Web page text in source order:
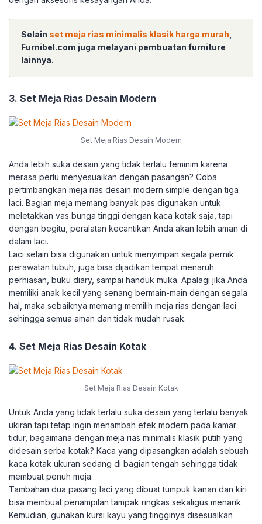
Selain set meja rias minimalis klasik harga murah
Furnibel.com juga melayani pembuatan furniture
lainnya.
3. Set Meja Rias Desain Modern
Set Meja Rias Desain Modern
Anda lebih suka desain yang tidak terlalu feminim karena
merasa perlu menyesuaikan dengan pasangan? Coba
pertimbangkan meja rias desain modern simple dengan tiga
laci. Bagian meja memang banyak pas digunakan untuk
meletakkan vas bunga tinggi dengan kaca kotak saja, tapi
dengan begitu, peralatan kecantikan Anda akan lebih aman di
dalam laci.
Laci selain bisa digunakan untuk menyimpan segala pernik
perawatan tubuh, juga bisa dijadikan tempat menaruh
perhiasan, buku diary, sampai handuk muka. Apalagi jika Anda
memiliki anak kecil yang senang bermain-main dengan segala
hal, maka sebaiknya memang memilih meja rias dengan laci
sehingga semua aman dan tidak mudah rusak.
4. Set Meja Rias Desain Kotak
Set Meja Rias Desain Kotak
Untuk Anda yang tidak terlalu suka desain yang terlalu banyak
ukiran tapi tetap ingin menambah efek modern pada kamar
tidur, bagaimana dengan meja rias minimalis klasik putih yang
didesain serba kotak? Kaca yang dipasangkan adalah sebuah
kaca kotak ukuran sedang di bagian tengah sehingga tidak
membuat penuh meja.
Tambahan dua pasang laci yang dibuat tumpuk kanan dan kiri
bisa membuat penampilan tampak ringkas sekaligus menarik.
Kemudian, gunakan kursi kayu yang tingginya disesuaikan